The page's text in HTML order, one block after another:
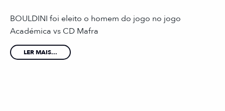
BOULDINI foi eleito o homem do jogo no jogo
Académica vs CD Mafra
LER MAIS...